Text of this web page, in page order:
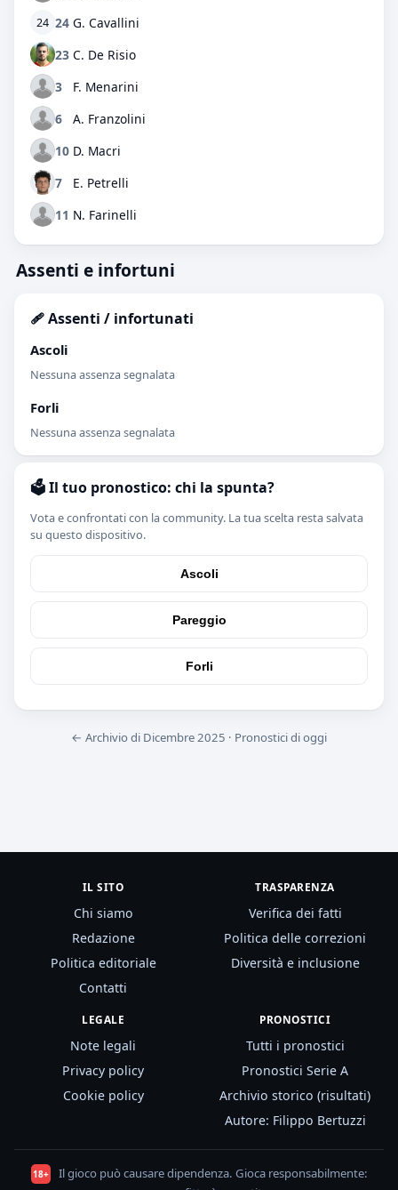
24 24 G. Cavallini
23 C. De Risio
3
F. Menarini
6
A. Franzolini
10 D. Macri
7
E. Petrelli
11 N. Farinelli
Assenti e infortuni
🩹 Assenti / infortunati
Ascoli
Nessuna assenza segnalata
Forli
Nessuna assenza segnalata
🗳️ Il tuo pronostico: chi la spunta?
Vota e confrontati con la community. La tua scelta resta salvata
su questo dispositivo.
Ascoli
Pareggio
Forli
← Archivio di Dicembre 2025 · Pronostici di oggi
IL SITO
Chi siamo
Redazione
Politica editoriale
Contatti
TRASPARENZA
Verifica dei fatti
Politica delle correzioni
Diversità e inclusione
LEGALE
Note legali
Privacy policy
Cookie policy
PRONOSTICI
Tutti i pronostici
Pronostici Serie A
Archivio storico (risultati)
Autore: Filippo Bertuzzi
18+
Il gioco può causare dipendenza. Gioca responsabilmente: